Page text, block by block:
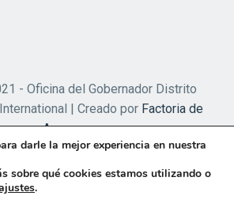
- Oficina del Gobernador Distrito
| Creado por Factoria de
Apps
darle la mejor experiencia en nuestra
sobre qué cookies estamos utilizando o
.